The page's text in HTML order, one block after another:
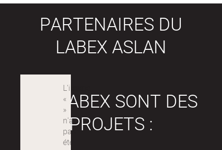
PARTENAIRES DU
LABEX ASLAN
LES LABEX SONT DES
PROJETS :